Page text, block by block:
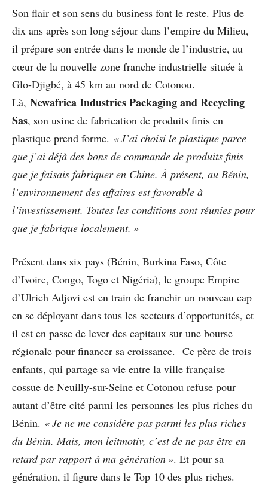
Son flair et son sens du business font le reste. Plus de
dix ans après son long séjour dans l’empire du Milieu,
il prépare son entrée dans le monde de l’industrie, au
cœur de la nouvelle zone franche industrielle située à
Glo-Djigbé, à 45 km au nord de Cotonou.
Là, Newafrica Industries Packaging and Recycling
Sas, son usine de fabrication de produits finis en
plastique prend forme. « J’ai choisi le plastique parce
que j’ai déjà des bons de commande de produits finis
que je faisais fabriquer en Chine. À présent, au Bénin,
l’environnement des affaires est favorable à
l’investissement. Toutes les conditions sont réunies pour
que je fabrique localement. »
Présent dans six pays (Bénin, Burkina Faso, Côte
d’Ivoire, Congo, Togo et Nigéria), le groupe Empire
d’Ulrich Adjovi est en train de franchir un nouveau cap
en se déployant dans tous les secteurs d’opportunités, et
il est en passe de lever des capitaux sur une bourse
régionale pour financer sa croissance. Ce père de trois
enfants, qui partage sa vie entre la ville française
cossue de Neuilly-sur-Seine et Cotonou refuse pour
autant d’être cité parmi les personnes les plus riches du
Bénin. « Je ne me considère pas parmi les plus riches
du Bénin. Mais, mon leitmotiv, c’est de ne pas être en
retard par rapport à ma génération ». Et pour sa
génération, il figure dans le Top 10 des plus riches.